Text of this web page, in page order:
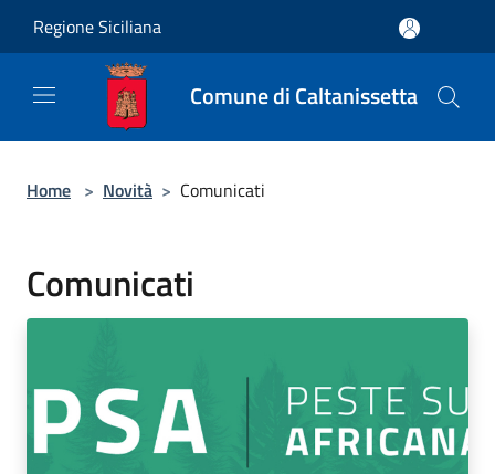
Regione Siciliana
Comune di Caltanissetta
Home > Novità > Comunicati
Comunicati